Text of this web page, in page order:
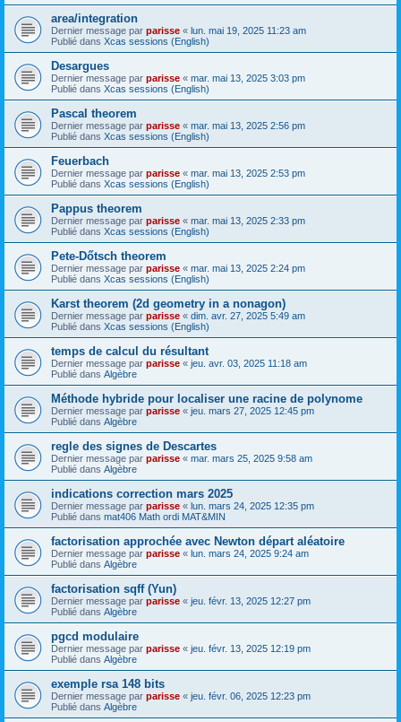
area/integration
Dernier message par parisse « lun. mai 19, 2025 11:23 am
Publié dans Xcas sessions (English)
Desargues
Dernier message par parisse « mar. mai 13, 2025 3:03 pm
Publié dans Xcas sessions (English)
Pascal theorem
Dernier message par parisse « mar. mai 13, 2025 2:56 pm
Publié dans Xcas sessions (English)
Feuerbach
Dernier message par parisse « mar. mai 13, 2025 2:53 pm
Publié dans Xcas sessions (English)
Pappus theorem
Dernier message par parisse « mar. mai 13, 2025 2:33 pm
Publié dans Xcas sessions (English)
Pete-Dőtsch theorem
Dernier message par parisse « mar. mai 13, 2025 2:24 pm
Publié dans Xcas sessions (English)
Karst theorem (2d geometry in a nonagon)
Dernier message par parisse « dim. avr. 27, 2025 5:49 am
Publié dans Xcas sessions (English)
temps de calcul du résultant
Dernier message par parisse « jeu. avr. 03, 2025 11:18 am
Publié dans Algèbre
Méthode hybride pour localiser une racine de polynome
Dernier message par parisse « jeu. mars 27, 2025 12:45 pm
Publié dans Algèbre
regle des signes de Descartes
Dernier message par parisse « mar. mars 25, 2025 9:58 am
Publié dans Algèbre
indications correction mars 2025
Dernier message par parisse « lun. mars 24, 2025 12:35 pm
Publié dans mat406 Math ordi MAT&MIN
factorisation approchée avec Newton départ aléatoire
Dernier message par parisse « lun. mars 24, 2025 9:24 am
Publié dans Algèbre
factorisation sqff (Yun)
Dernier message par parisse « jeu. févr. 13, 2025 12:27 pm
Publié dans Algèbre
pgcd modulaire
Dernier message par parisse « jeu. févr. 13, 2025 12:19 pm
Publié dans Algèbre
exemple rsa 148 bits
Dernier message par parisse « jeu. févr. 06, 2025 12:23 pm
Publié dans Algèbre